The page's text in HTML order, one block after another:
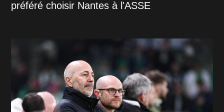
préféré choisir Nantes à l'ASSE